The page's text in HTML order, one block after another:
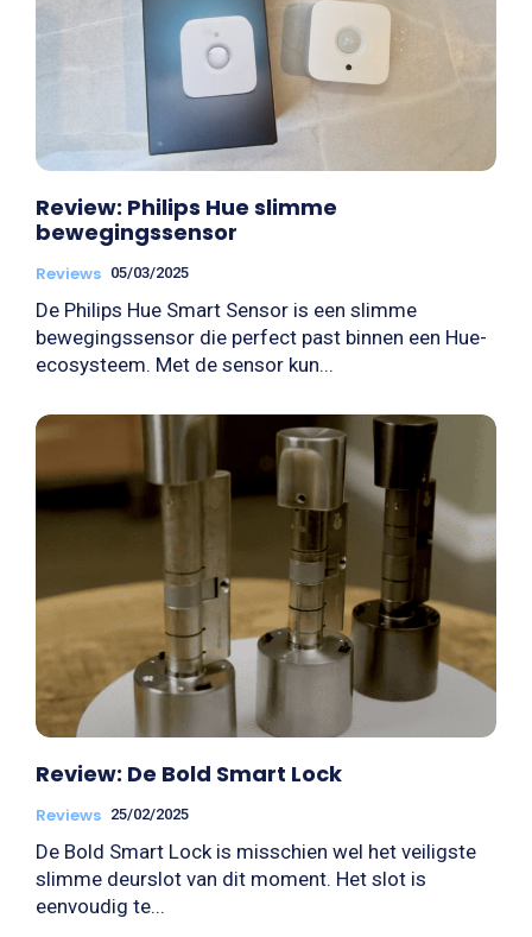
Review: Philips Hue slimme
bewegingssensor
Reviews 05/03/2025
De Philips Hue Smart Sensor is een slimme
bewegingssensor die perfect past binnen een Hue-
ecosysteem. Met de sensor kun...
Review: De Bold Smart Lock
Reviews 25/02/2025
De Bold Smart Lock is misschien wel het veiligste
slimme deurslot van dit moment. Het slot is
eenvoudig te...